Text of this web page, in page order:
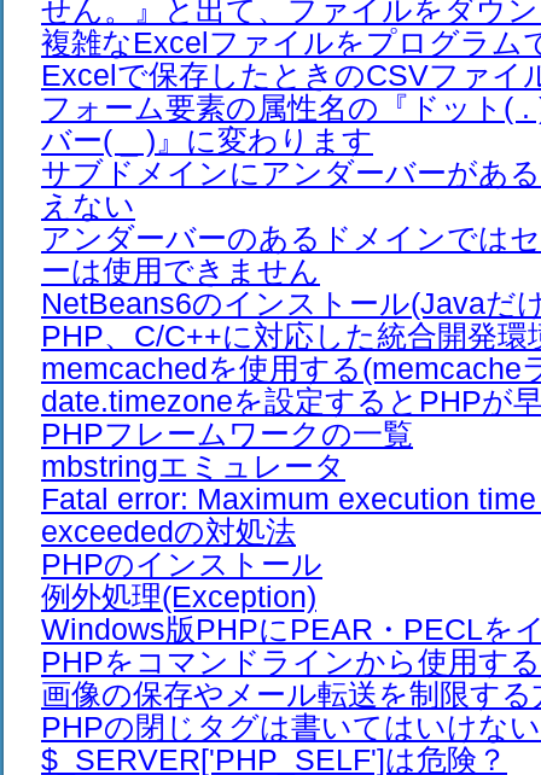
せん。』と出て、ファイルをダウ
複雑なExcelファイルをプログラム
Excelで保存したときのCSVファイ
フォーム要素の属性名の『ドット(
バー( _ )』に変わります
サブドメインにアンダーバーがあ
えない
アンダーバーのあるドメインでは
ーは使用できません
NetBeans6のインストール(Javaだ
PHP、C/C++に対応した統合開発環
memcachedを使用する(memcache
date.timezoneを設定するとPHPが
PHPフレームワークの一覧
mbstringエミュレータ
Fatal error: Maximum execution
exceededの対処法
PHPのインストール
例外処理(Exception)
Windows版PHPにPEAR・PECLを
PHPをコマンドラインから使用す
画像の保存やメール転送を制限する
PHPの閉じタグは書いてはいけない
$_SERVER['PHP_SELF']は危険？